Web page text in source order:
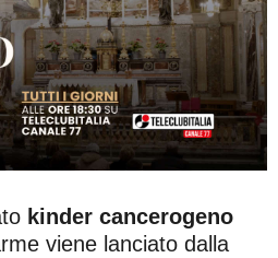
kinder cancerogeno
viene lanciato dalla